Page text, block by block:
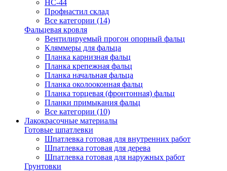
НС-44
Профнастил склад
Все категории (14)
Фальцевая кровля
Вентилируемый прогон опорный фальц
Кляммеры для фальца
Планка карнизная фальц
Планка крепежная фальц
Планка начальная фальца
Планка околооконная фальц
Планка торцевая (фронтонная) фальц
Планки примыкания фальц
Все категории (10)
Лакокрасочные материалы
Готовые шпатлевки
Шпатлевка готовая для внутренних работ
Шпатлевка готовая для дерева
Шпатлевка готовая для наружных работ
Грунтовки